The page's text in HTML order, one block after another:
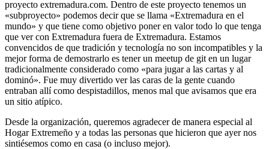
proyecto extremadura.com. Dentro de este proyecto tenemos un
«subproyecto» podemos decir que se llama «Extremadura en el
mundo» y que tiene como objetivo poner en valor todo lo que tenga
que ver con Extremadura fuera de Extremadura. Estamos
convencidos de que tradición y tecnología no son incompatibles y la
mejor forma de demostrarlo es tener un meetup de git en un lugar
tradicionalmente considerado como «para jugar a las cartas y al
dominó». Fue muy divertido ver las caras de la gente cuando
entraban allí como despistadillos, menos mal que avisamos que era
un sitio atípico.
Desde la organización, queremos agradecer de manera especial al
Hogar Extremeño y a todas las personas que hicieron que ayer nos
sintiésemos como en casa (o incluso mejor).